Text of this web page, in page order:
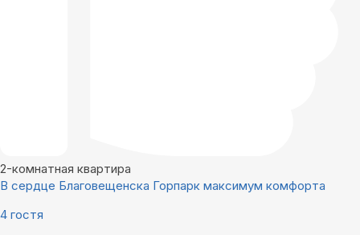
2-комнатная квартира
В сердце Благовещенска Горпарк максимум комфорта
4 гостя